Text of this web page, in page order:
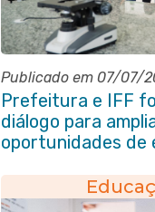
Publicado em 07/07/
Prefeitura e IFF
diálogo para
oportunidades de